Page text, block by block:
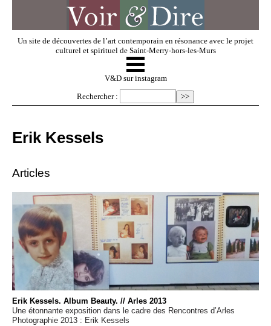
Un site de découvertes de l’art contemporain en résonance avec le projet
culturel et spirituel de Saint-Merry-hors-les-Murs
V & D
Regarder
Dossiers
Sacré
☰
V&D sur instagram
Rechercher :
Erik Kessels
Articles
Erik Kessels. Album Beauty. // Arles 2013
Une étonnante exposition dans le cadre des Rencontres d’Arles
Photographie 2013 : Erik Kessels